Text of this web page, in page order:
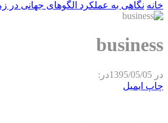
خانه نگاهی به عملکرد الگوهای جهانی در
business
در 1395/05/05در:
چاپ ایمیل